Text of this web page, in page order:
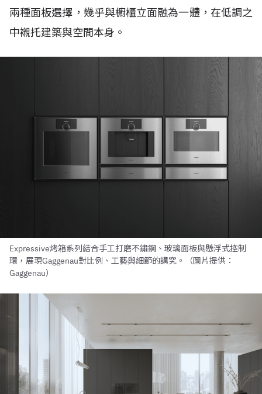
兩種面板選擇，幾乎與櫥櫃立面融為一體，在低調之
中襯托建築與空間本身。
Expressive烤箱系列結合手工打磨不鏽鋼、玻璃面板與懸浮式控制
環，展現Gaggenau對比例、工藝與細節的講究。（圖片提供：
Gaggenau）